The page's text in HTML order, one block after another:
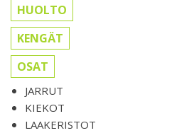
HUOLTO
KENGÄT
OSAT
JARRUT
KIEKOT
LAAKERISTOT